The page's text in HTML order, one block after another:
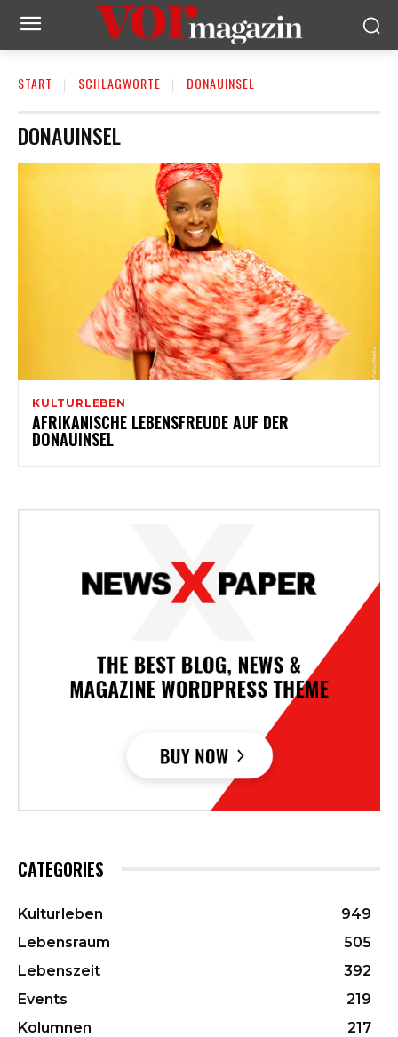
START SCHLAGWORTE DONAUINSEL
DONAUINSEL
KULTURLEBEN
AFRIKANISCHE LEBENSFREUDE AUF DER
DONAUINSEL
CATEGORIES
Kulturleben
949
Lebensraum
505
Lebenszeit
392
Events
219
Kolumnen
217